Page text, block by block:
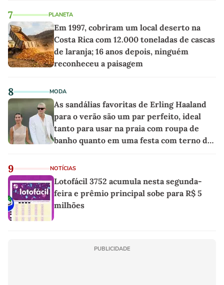
7 PLANETA
Em 1997, cobriram um local deserto na
Costa Rica com 12.000 toneladas de cascas
de laranja; 16 anos depois, ninguém
reconheceu a paisagem
8 MODA
As sandálias favoritas de Erling Haaland
para o verão são um par perfeito, ideal
tanto para usar na praia com roupa de
banho quanto em uma festa com terno de
9 NOTÍCIAS
Lotofácil 3752 acumula nesta segunda-
feira e prêmio principal sobe para R$ 5
milhões
PUBLICIDADE